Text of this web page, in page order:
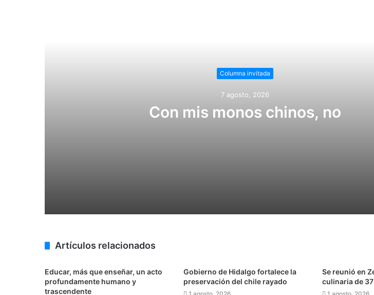
Columna invitada
7 agosto, 2026
Con mis monos chinos, no
Julio Menchaca promueve el bienestar integral de los adultos mayores
Artículos relacionados
Educar, más que enseñar, un acto
profundamente humano y
trascendente
Gobierno de Hidalgo fortalece la
preservación del chile rayado
Se reunió en
culinaria de